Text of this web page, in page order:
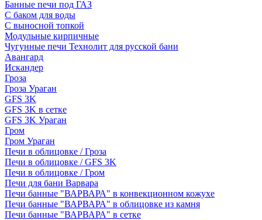
Банные печи под ГАЗ
С баком для воды
С выносной топкой
Модульные кирпичные
Чугунные печи Технолит для русской бани
Авангард
Искандер
Гроза
Гроза Ураган
GFS 3K
GFS 3K в сетке
GFS 3K Ураган
Гром
Гром Ураган
Печи в облицовке / Гроза
Печи в облицовке / GFS 3K
Печи в облицовке / Гром
Печи для бани Варвара
Печи банные "ВАРВАРА" в конвекционном кожухе
Печи банные "ВАРВАРА" в облицовке из камня
Печи банные "ВАРВАРА" в сетке